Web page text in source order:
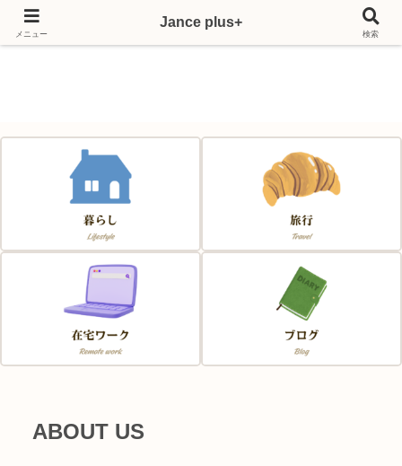
Japan & France & Chance～フランス移住応援サイト～
ABOUT US
メニュー
Jance plus+
検索